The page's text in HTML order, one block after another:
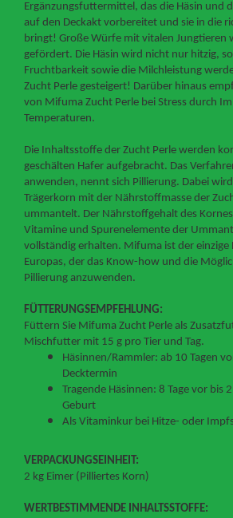
Ergänzungsfuttermittel, das die Häsin und
auf den Deckakt vorbereitet und sie in die
bringt! Große Würfe mit vitalen Jungtieren
gefördert. Die Häsin wird nicht nur hitzig,
Fruchtbarkeit sowie die Milchleistung
Zucht Perle gesteigert! Darüber hinaus
von Mifuma Zucht Perle bei Stress durch
Temperaturen.
Die Inhaltsstoffe der Zucht Perle werden
geschälten Hafer aufgebracht. Das
anwenden, nennt sich Pillierung. Dabei
Trägerkorn mit der Nährstoffmasse der
ummantelt. Der Nährstoffgehalt des
Vitamine und Spurenelemente der
vollständig erhalten. Mifuma ist der
Europas, der das Know-how und die
Pillierung anzuwenden.
FÜTTERUNGSEMPFEHLUNG:
Füttern Sie Mifuma Zucht Perle als
Mischfutter mit 15 g pro Tier und Tag.
Häsinnen/Rammler: ab 10 Tagen
Decktermin
Tragende Häsinnen: 8 Tage vor bis
Geburt
Als Vitaminkur bei Hitze- oder
VERPACKUNGSEINHEIT:
2 kg Eimer (Pilliertes Korn)
WERTBESTIMMENDE INHALTSSTOFFE: